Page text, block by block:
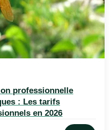
professionnelle
: Les tarifs
en 2026